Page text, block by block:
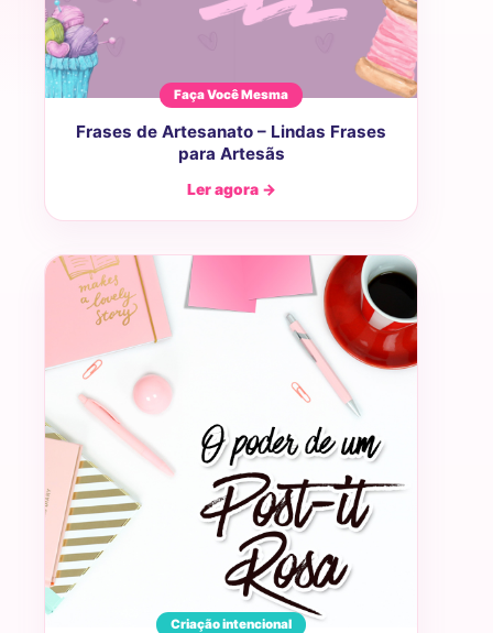
Faça Você Mesma
Frases de Artesanato – Lindas Frases
para Artesãs
Ler agora →
Criação intencional